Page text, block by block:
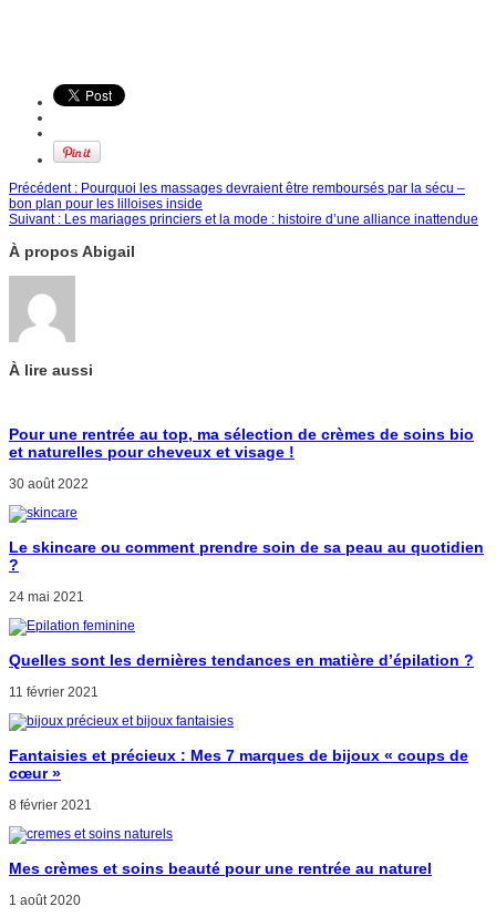
Précédent : Pourquoi les massages devraient être remboursés par la sécu –
bon plan pour les lilloises inside
Suivant : Les mariages princiers et la mode : histoire d’une alliance inattendue
À propos Abigail
À lire aussi
Pour une rentrée au top, ma sélection de crèmes de soins bio
et naturelles pour cheveux et visage !
30 août 2022
Le skincare ou comment prendre soin de sa peau au quotidien
?
24 mai 2021
Quelles sont les dernières tendances en matière d’épilation ?
11 février 2021
Fantaisies et précieux : Mes 7 marques de bijoux « coups de
cœur »
8 février 2021
Mes crèmes et soins beauté pour une rentrée au naturel
1 août 2020